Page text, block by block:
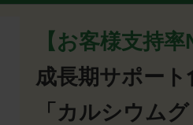
【お客様支持
成長期サポート
「カルシウム